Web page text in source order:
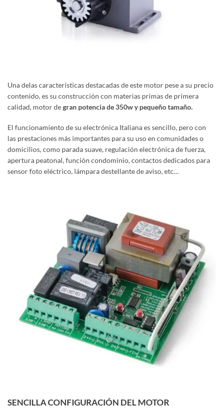
Una delas características destacadas de este motor pese a su precio
contenido, es su construcción con materias primas de primera
calidad, motor degran potencia de 350w y pequeño tamaño.
El funcionamiento de su electrónica Italiana es sencillo, pero con
las prestaciones más importantes para su uso en comunidades o
domicilios, como parada suave, regulación electrónica de fuerza,
apertura peatonal, función condominio, contactos dedicados para
sensor foto eléctrico, lámpara destellante de aviso, etc…
SENCILLA CONFIGURACIÓN DEL MOTOR